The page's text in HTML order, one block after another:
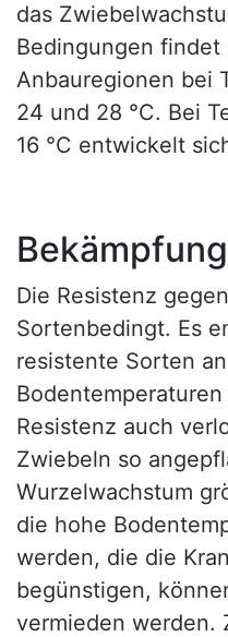
das
Bedingungen findet
Anbauregionen bei
24 und 28 °C. Bei
16 °C entwickelt
Bekämpfung
Die Resistenz
Sortenbedingt. Es
resistente Sorten
Resistenz auch
Zwiebeln so
Wurzelwachstum
die hohe
werden, die die
begünstigen,
vermieden werden.